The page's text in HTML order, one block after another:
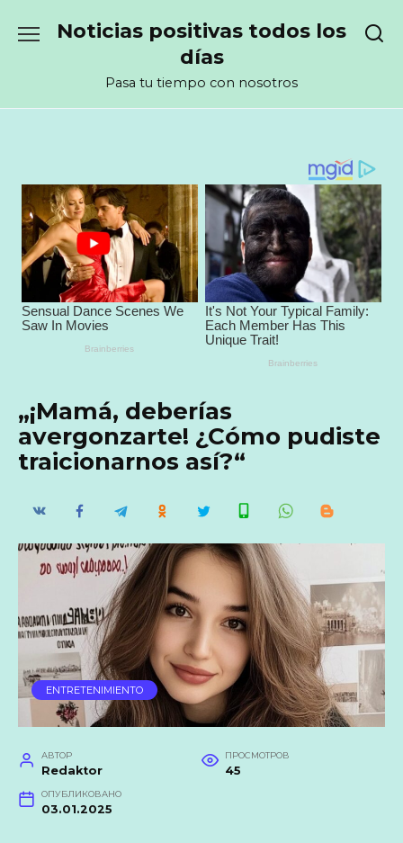
Noticias positivas todos los
días
Pasa tu tiempo con nosotros
„¡Mamá, deberías
avergonzarte! ¿Cómo pudiste
traicionarnos así?“
ENTRETENIMIENTO
АВТОР
Redaktor
ПРОСМОТРОВ
45
ОПУБЛИКОВАНО
03.01.2025